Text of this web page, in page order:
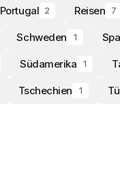
Portugal 2 Reisen 7
Schweden 1
Südamerika 1
Tschechien 1